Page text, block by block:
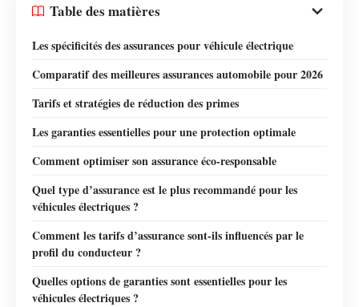
Table des matières
Les spécificités des assurances pour véhicule électrique
Comparatif des meilleures assurances automobile pour 2026
Tarifs et stratégies de réduction des primes
Les garanties essentielles pour une protection optimale
Comment optimiser son assurance éco-responsable
Quel type d’assurance est le plus recommandé pour les
véhicules électriques ?
Comment les tarifs d’assurance sont-ils influencés par le
profil du conducteur ?
Quelles options de garanties sont essentielles pour les
véhicules électriques ?